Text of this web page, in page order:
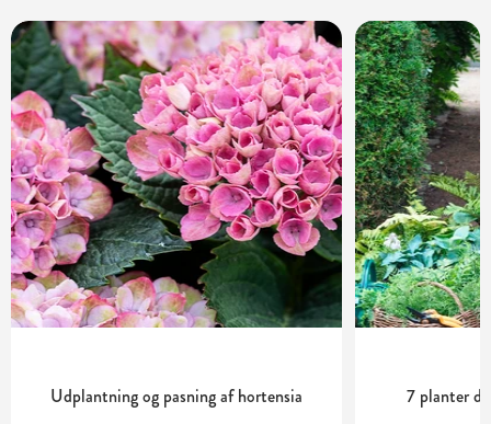
Udplantning og pasning af hortensia 7 planter